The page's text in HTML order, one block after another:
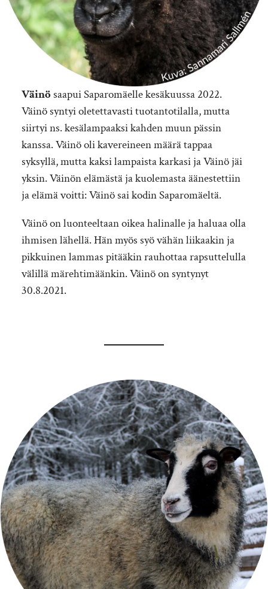
Väinösaapui Saparomäelle kesäkuussa 2022.
Väinö syntyi oletettavasti tuotantotilalla, mutta
siirtyi ns. kesälampaaksi kahden muun pässin
kanssa. Väinö oli kavereineen määrä tappaa
syksyllä, mutta kaksi lampaista karkasi ja Väinö jäi
yksin. Väinön elämästä ja kuolemasta äänestettiin
ja elämä voitti: Väinö sai kodin Saparomäeltä.
Väinö on luonteeltaan oikea halinalle ja haluaa olla
ihmisen lähellä. Hän myös syö vähän liikaakin ja
pikkuinen lammas pitääkin rauhottaa rapsuttelulla
välillä märehtimäänkin. Väinö on syntynyt
30.8.2021.